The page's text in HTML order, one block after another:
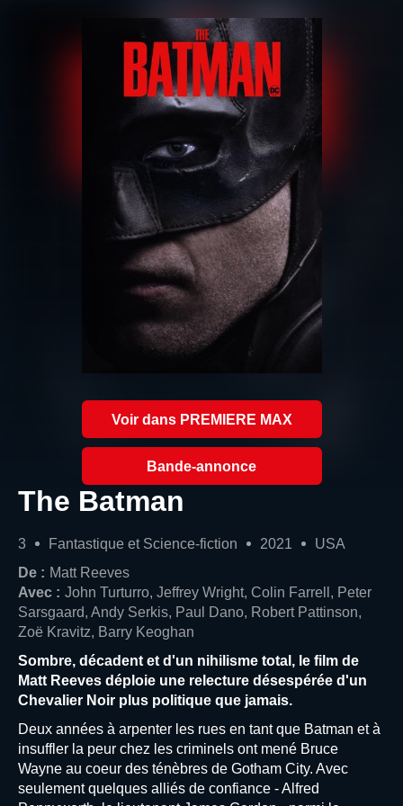
Voir dans PREMIERE MAX
Bande-annonce
The Batman
3 Fantastique et Science-fiction 2021
USA
De : Matt Reeves
Avec : John Turturro, Jeffrey Wright, Colin Farrell, Peter
Sarsgaard, Andy Serkis, Paul Dano, Robert Pattinson,
Zoë Kravitz, Barry Keoghan
Sombre, décadent et d'un nihilisme total, le film de
Matt Reeves déploie une relecture désespérée d'un
Chevalier Noir plus politique que jamais.
Deux années à arpenter les rues en tant que Batman et à
insuffler la peur chez les criminels ont mené Bruce
Wayne au coeur des ténèbres de Gotham City. Avec
seulement quelques alliés de confiance - Alfred